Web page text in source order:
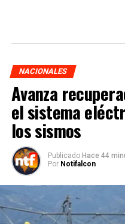
NACIONALES
Avanza
el sistema
los sismos
Publicado Hace 44
Por Notifalcon